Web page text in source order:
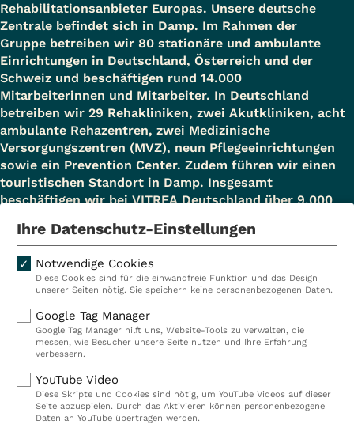
Rehabilitationsanbieter Europas. Unsere deutsche
Zentrale befindet sich in Damp. Im Rahmen der
Gruppe betreiben wir 80 stationäre und ambulante
Einrichtungen in Deutschland, Österreich und der
Schweiz und beschäftigen rund 14.000
Mitarbeiterinnen und Mitarbeiter. In Deutschland
betreiben wir 29 Rehakliniken, zwei Akutkliniken, acht
ambulante Rehazentren, zwei Medizinische
Versorgungszentren (MVZ), neun Pflegeeinrichtungen
sowie ein Prevention Center. Zudem führen wir einen
touristischen Standort in Damp. Insgesamt
beschäftigen wir bei VITREA Deutschland über 9.000
Kliniken
Ambulant
Reha
Prävention
Karriere
VITREA Deutschland
IMPRESSUM
Ihre Datenschutz-Einstellungen
Notwendige Cookies
Diese Cookies sind für die einwandfreie Funktion und das Design
unserer Seiten nötig. Sie speichern keine personenbezogenen Daten.
Google Tag Manager
Google Tag Manager hilft uns, Website-Tools zu verwalten, die
messen, wie Besucher unsere Seite nutzen und Ihre Erfahrung
verbessern.
YouTube Video
Diese Skripte und Cookies sind nötig, um YouTube Videos auf dieser
Seite abzuspielen. Durch das Aktivieren können personenbezogene
Daten an YouTube übertragen werden.